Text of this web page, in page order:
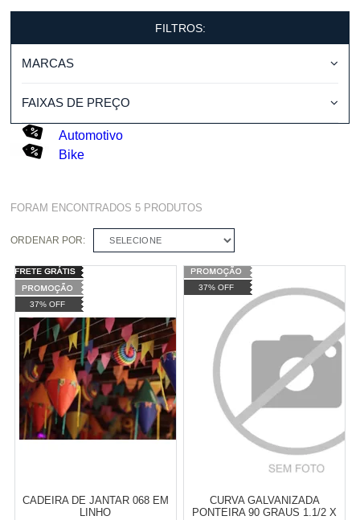
FILTROS:
MARCAS
FAIXAS DE PREÇO
Automotivo
Bike
FORAM ENCONTRADOS 5 PRODUTOS
ORDENAR POR: SELECIONE
37% OFF
CADEIRA DE JANTAR 068 EM
LINHO
37% OFF
CURVA GALVANIZADA
PONTEIRA 90 GRAUS 1.1/2 X